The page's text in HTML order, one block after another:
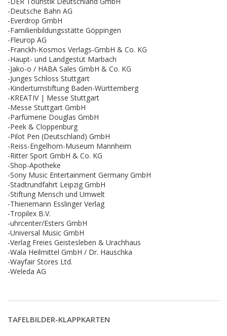
-Deutsche Bahn AG
-Everdrop GmbH
-Familienbildungsstätte Göppingen
-Fleurop AG
-Franckh-Kosmos Verlags-GmbH & Co. KG
-Haupt- und Landgestüt Marbach
-Jako-o / HABA Sales GmbH & Co. KG
-Junges Schloss Stuttgart
-Kinderturnstiftung Baden-Württemberg
-KREATIV | Messe Stuttgart
-Messe Stuttgart GmbH
-Parfümerie Douglas GmbH
-Peek & Cloppenburg
-Pilot Pen (Deutschland) GmbH
-Reiss-Engelhorn-Museum Mannheim
-Ritter Sport GmbH & Co. KG
-Shop-Apotheke
-Sony Music Entertainment Germany GmbH
-Stadtrundfahrt Leipzig GmbH
-Stiftung Mensch und Umwelt
-Thienemann Esslinger Verlag
-Tropilex B.V.
-uhrcenter/Esters GmbH
-Universal Music GmbH
-Verlag Freies Geistesleben & Urachhaus
-Wala Heilmittel GmbH / Dr. Hauschka
-Wayfair Stores Ltd.
-Weleda AG
TAFELBILDER-KLAPPKARTEN